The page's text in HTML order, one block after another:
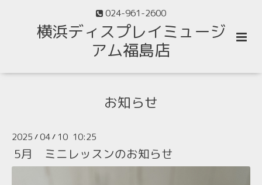
024-961-2600
横浜ディスプレイミュージ
アム福島店
お知らせ
2025 /04/ 10 10:25
5月 ミニレッスンのお知らせ